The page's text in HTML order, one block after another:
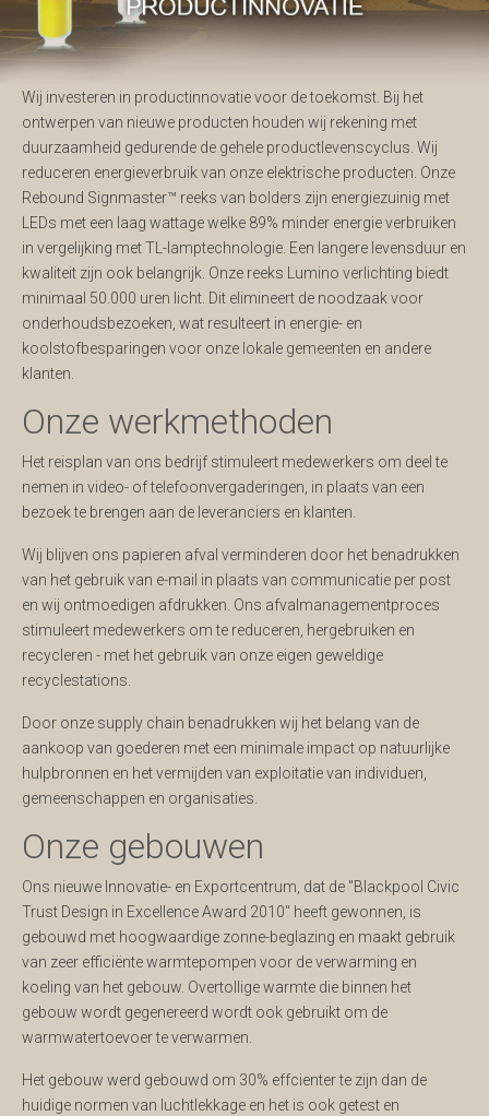
Wij investeren in productinnovatie voor de toekomst. Bij het
ontwerpen van nieuwe producten houden wij rekening met
duurzaamheid gedurende de gehele productlevenscyclus. Wij
reduceren energieverbruik van onze elektrische producten. Onze
Rebound Signmaster™ reeks van bolders zijn energiezuinig met
LEDs met een laag wattage welke 89% minder energie verbruiken
in vergelijking met TL-lamptechnologie. Een langere levensduur en
kwaliteit zijn ook belangrijk. Onze reeks Lumino verlichting biedt
minimaal 50.000 uren licht. Dit elimineert de noodzaak voor
onderhoudsbezoeken, wat resulteert in energie- en
koolstofbesparingen voor onze lokale gemeenten en andere
klanten.
Onze werkmethoden
Het reisplan van ons bedrijf stimuleert medewerkers om deel te
nemen in video- of telefoonvergaderingen, in plaats van een
bezoek te brengen aan de leveranciers en klanten.
Wij blijven ons papieren afval verminderen door het benadrukken
van het gebruik van e-mail in plaats van communicatie per post
en wij ontmoedigen afdrukken. Ons afvalmanagementproces
stimuleert medewerkers om te reduceren, hergebruiken en
recycleren - met het gebruik van onze eigen geweldige
recyclestations.
Door onze supply chain benadrukken wij het belang van de
aankoop van goederen met een minimale impact op natuurlijke
hulpbronnen en het vermijden van exploitatie van individuen,
gemeenschappen en organisaties.
Onze gebouwen
Ons nieuwe Innovatie- en Exportcentrum, dat de "Blackpool Civic
Trust Design in Excellence Award 2010" heeft gewonnen, is
gebouwd met hoogwaardige zonne-beglazing en maakt gebruik
van zeer efficiënte warmtepompen voor de verwarming en
koeling van het gebouw. Overtollige warmte die binnen het
gebouw wordt gegenereerd wordt ook gebruikt om de
warmwatertoevoer te verwarmen.
Het gebouw werd gebouwd om 30% effcienter te zijn dan de
huidige normen van luchtlekkage en het is ook getest en